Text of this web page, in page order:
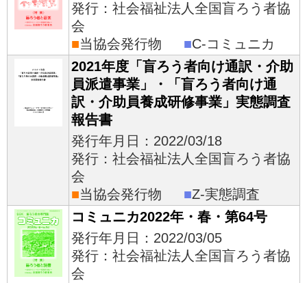
発行：社会福祉法人全国盲ろう者協
会
■当協会発行物 ■C-コミュニカ
2021年度「盲ろう者向け通訳・介助
員派遣事業」・「盲ろう者向け通
訳・介助員養成研修事業」実態調査
報告書
発行年月日：2022/03/18
発行：社会福祉法人全国盲ろう者協
会
■当協会発行物 ■Z-実態調査
コミュニカ2022年・春・第64号
発行年月日：2022/03/05
発行：社会福祉法人全国盲ろう者協
会